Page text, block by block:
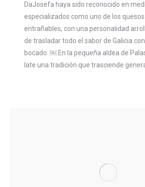
DaJosefa haya sido reconocido en
especializados como uno de los
entrañables, con una personalidad
de trasladar todo el sabor de Galicia
bocado. ￼ En la pequeña aldea de
late una tradición que trasciende